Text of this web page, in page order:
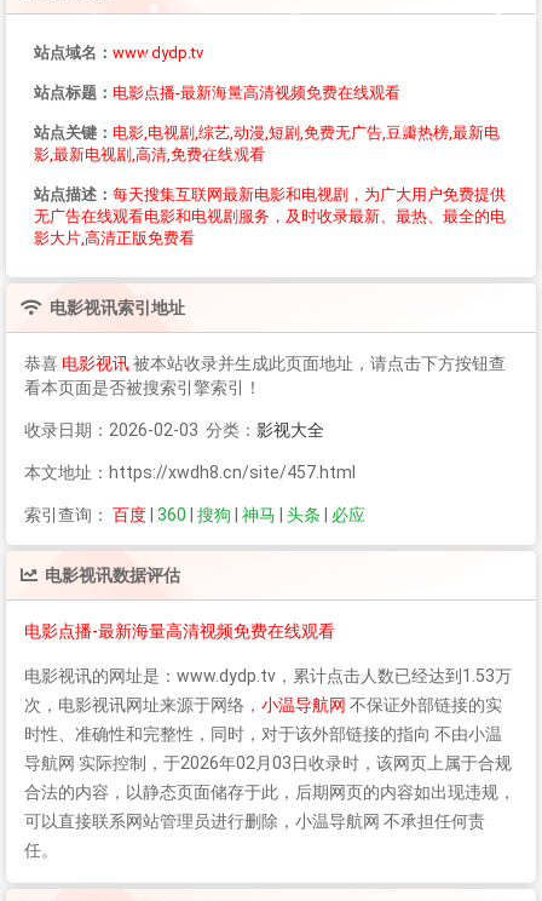
站点域名： www.dydp.tv
站点标题： 电影点播-最新海量高清视频免费在线观看
站点关键： 电影,电视剧,综艺,动漫,短剧,免费无广告,豆瓣热榜,最新电
影,最新电视剧,高清,免费在线观看
站点描述： 每天搜集互联网最新电影和电视剧，为广大用户免费提供
无广告在线观看电影和电视剧服务，及时收录最新、最热、最全的电
影大片,高清正版免费看
电影视讯索引地址
恭喜 电影视讯被本站收录并生成此页面地址，请点击下方按钮查
看本页面是否被搜索引擎索引！
收录日期：2026-02-03 分类： 影视大全
本文地址：https://xwdh8.cn/site/457.html
索引查询： 百度 360 搜狗 神马 头条 必应
电影视讯数据评估
电影点播-最新海量高清视频免费在线观看
电影视讯的网址是：www.dydp.tv，累计点击人数已经达到1.53万
次， 电影视讯网址来源于网络， 小温导航网 不保证外部链接的实
时性、准确性和完整性，同时，对于该外部链接的指向 不由小温
导航网 实际控制，于2026年02月03日收录时，该网页上属于合规
合法的内容，以静态页面储存于此，后期网页的内容如出现违规，
可以直接联系网站管理员进行删除，小温导航网 不承担任何责
任。